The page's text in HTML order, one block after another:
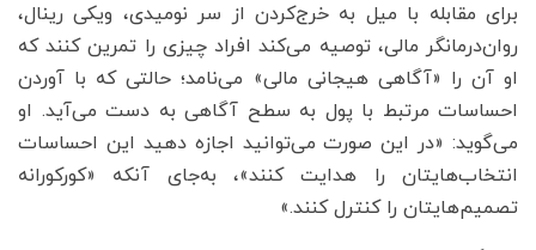
برای مقابله با میل به خرج‌کردن از سر نومیدی، ویکی رینال،
روان‌درمانگر مالی، توصیه می‌کند افراد چیزی را تمرین کنند که
او آن را «آگاهی هیجانی مالی» می‌نامد؛ حالتی که با آوردن
احساسات مرتبط با پول به سطح آگاهی به دست می‌آید. او
می‌گوید: «در این صورت می‌توانید اجازه دهید این احساسات
انتخاب‌هایتان را هدایت کنند»، به‌جای آنکه «کورکورانه
تصمیم‌هایتان را کنترل کنند.»